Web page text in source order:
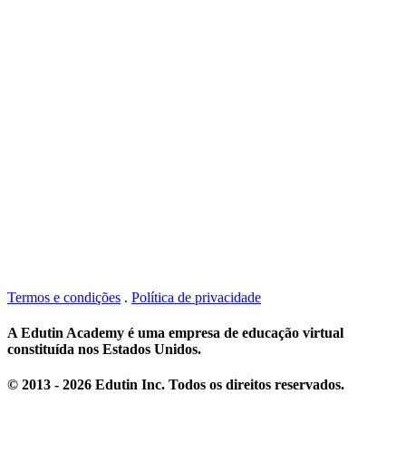
Termos e condições . Política de privacidade
A Edutin Academy é uma empresa de educação virtual
constituída nos Estados Unidos.
© 2013 - 2026 Edutin Inc. Todos os direitos reservados.